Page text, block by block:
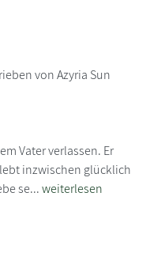
von Azyria Sun
Vater verlassen. Er
inzwischen glücklich
se...weiterlesen